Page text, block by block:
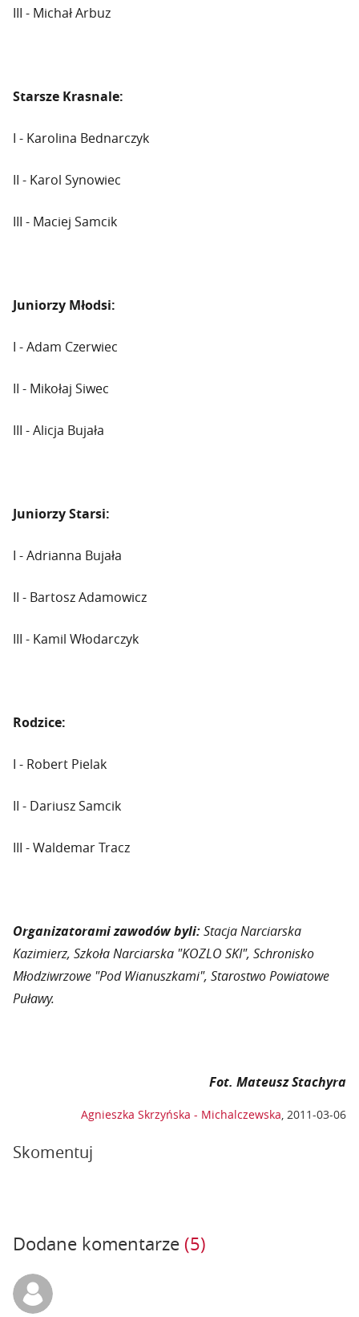
III - Michał Arbuz
Starsze Krasnale:
I - Karolina Bednarczyk
II - Karol Synowiec
III - Maciej Samcik
Juniorzy Młodsi:
I - Adam Czerwiec
II - Mikołaj Siwec
III - Alicja Bujała
Juniorzy Starsi:
I - Adrianna Bujała
II - Bartosz Adamowicz
III - Kamil Włodarczyk
Rodzice:
I - Robert Pielak
II - Dariusz Samcik
III - Waldemar Tracz
Organizatorami zawodów byli:Stacja Narciarska
Kazimierz, Szkoła Narciarska "KOZLO SKI", Schronisko
Młodziwrzowe "Pod Wianuszkami", Starostwo Powiatowe
Puławy.
Fot. Mateusz Stachyra
Agnieszka Skrzyńska - Michalczewska, 2011-03-06
Skomentuj
Dodane komentarze (5)